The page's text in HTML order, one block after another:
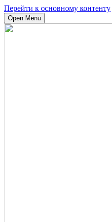
Перейти к основному контенту
Open Menu